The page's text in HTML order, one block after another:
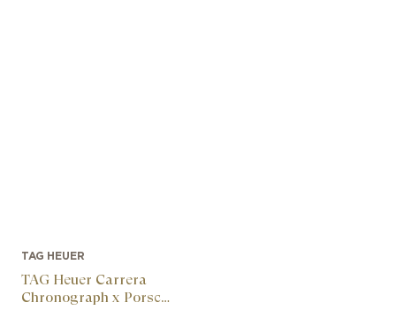
TAG HEUER
TAG Heuer Carrera
Chronograph x Porsche